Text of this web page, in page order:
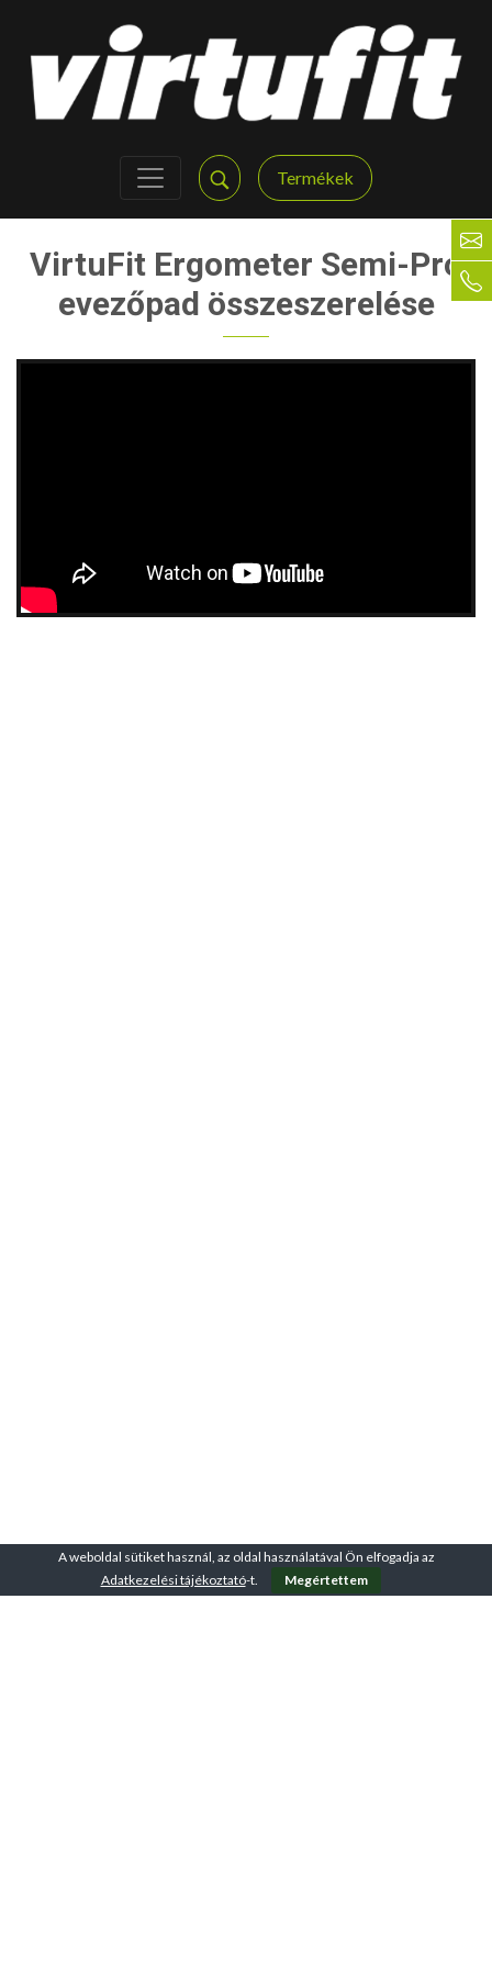
Termékek
VirtuFit Ergometer Semi-Pro
evezőpad összeszerelése
A weboldal sütiket használ, az oldal használatával Ön elfogadja az
Adatkezelési tájékoztató-t. Megértettem